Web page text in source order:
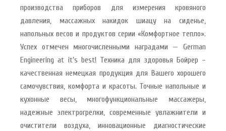
производства приборов для измерения кровяного
давления, массажных накидок шиацу на сиденье,
напольных весов и продуктов серии «Комфортное тепло».
Успех отмечен многочисленными наградами — German
Engineering at it’s best! Техника для здоровья Бойрер –
качественная немецкая продукция для Вашего хорошего
самочувствия, комфорта и красоты. Точные напольные и
кухонные весы, многофункциональные массажеры,
надежные электрогрелки, современные увлажнители и
очистители воздуха, инновационные диагностические